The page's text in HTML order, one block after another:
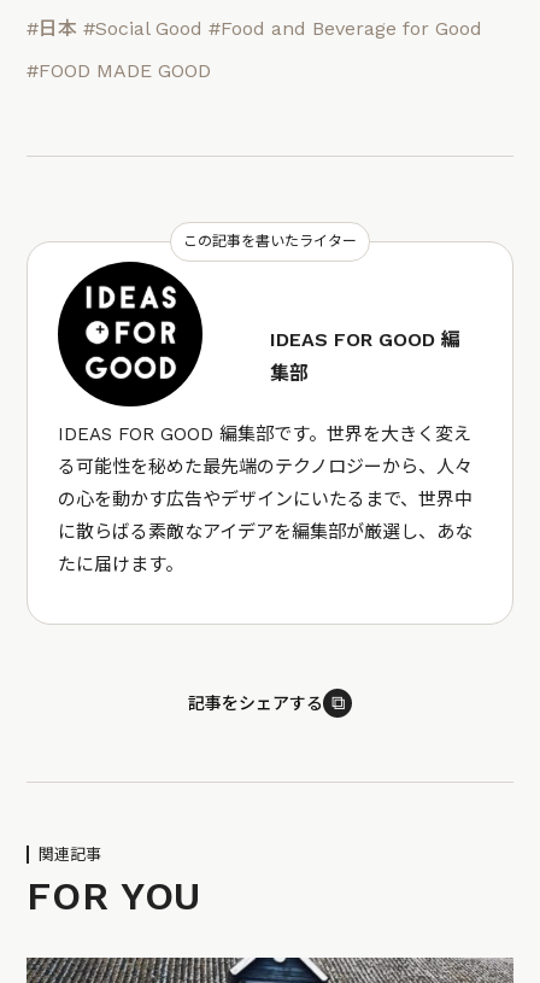
#日本 #Social Good #Food and Beverage for Good
#FOOD MADE GOOD
この記事を書いたライター
IDEAS FOR GOOD 編
集部
IDEAS FOR GOOD 編集部です。世界を大きく変え
る可能性を秘めた最先端のテクノロジーから、人々
の心を動かす広告やデザインにいたるまで、世界中
に散らばる素敵なアイデアを編集部が厳選し、あな
たに届けます。
記事をシェアする ⧉
関連記事
FOR YOU